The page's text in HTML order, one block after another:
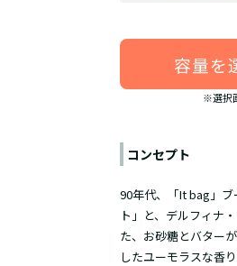
容量を
※選択
コンセプト
90年代、「It bag」
ト」と、デルフィナ
た、お砂糖とバター
したユーモラスな香